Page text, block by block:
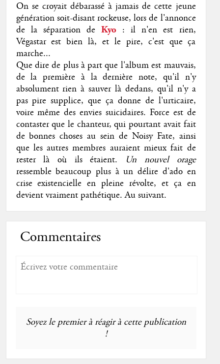
On se croyait débarassé à jamais de cette jeune
génération soit-disant rockeuse, lors de l'annonce
de la séparation deKyo : il n'en est rien,
Végastar est bien là, et le pire, c'est que ça
marche...
Que dire de plus à part que l'album est mauvais,
de la première à la dernière note, qu'il n'y
absolument rien à sauver là dedans, qu'il n'y a
pas pire supplice, que ça donne de l'urticaire,
voire même des envies suicidaires. Force est de
contaster que le chanteur, qui pourtant avait fait
de bonnes choses au sein de Noisy Fate, ainsi
que les autres membres auraient mieux fait de
rester là où ils étaient.
Un nouvel orage
ressemble beaucoup plus à un délire d'ado en
crise existencielle en pleine révolte, et ça en
devient vraiment pathétique. Au suivant.
Commentaires
Soyez le premier à réagir à cette publication
!